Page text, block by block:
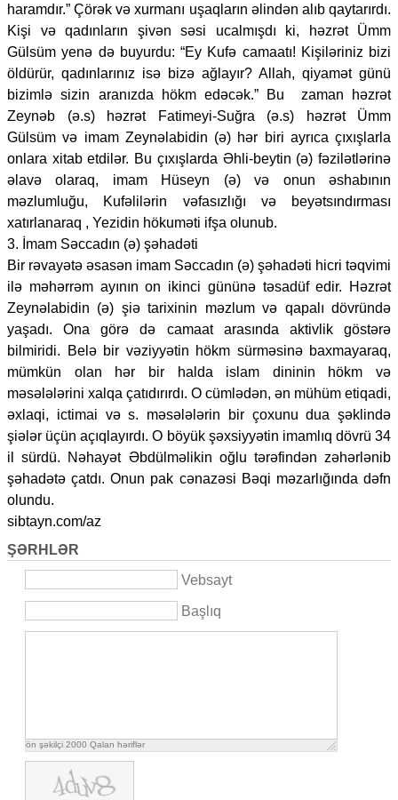
haramdır.” Çörək və xurmanı uşaqların əlindən alıb qaytarırdı.
Kişi və qadınların şivən səsi ucalmışdı ki, həzrət Ümm
Gülsüm yenə də buyurdu: “Ey Kufə camaatı! Kişiləriniz bizi
öldürür, qadınlarınız isə bizə ağlayır? Allah, qiyamət günü
bizimlə sizin aranızda hökm edəcək.” Bu zaman həzrət
Zeynəb (ə.s) həzrət Fatimeyi-Suğra (ə.s) həzrət Ümm
Gülsüm və imam Zeynəlabidin (ə) hər biri ayrıca çıxışlarla
onlara xitab etdilər. Bu çıxışlarda Əhli-beytin (ə) fəzilətlərinə
əlavə olaraq, imam Hüseyn (ə) və onun əshabının
məzlumluğu, Kufəlilərin vəfasızlığı və beyətsındırması
xatırlanaraq , Yezidin hökuməti ifşa olunub.
3. İmam Səccadın (ə) şəhadəti
Bir rəvayətə əsasən imam Səccadın (ə) şəhadəti hicri təqvimi
ilə məhərrəm ayının on ikinci gününə təsadüf edir. Həzrət
Zeynəlabidin (ə) şiə tarixinin məzlum və qapalı dövründə
yaşadı. Ona görə də camaat arasında aktivlik göstərə
bilmiridi. Belə bir vəziyyətin hökm sürməsinə baxmayaraq,
mümkün olan hər bir halda islam dininin hökm və
məsələlərini xalqa çatıdırırdı. O cümlədən, ən mühüm etiqadi,
əxlaqi, ictimai və s. məsələlərin bir çoxunu dua şəklində
şiələr üçün açıqlayırdı. O böyük şəxsiyyətin imamlıq dövrü 34
il sürdü. Nəhayət Əbdülməlikin oğlu tərəfindən zəhərlənib
şəhadətə çatdı. Onun pak cənazəsi Bəqi məzarlığında dəfn
olundu.
sibtayn.com/az
ŞƏRHLƏR
Vebsayt
Başlıq
ön şəkilçi 2000 Qalan həriflər